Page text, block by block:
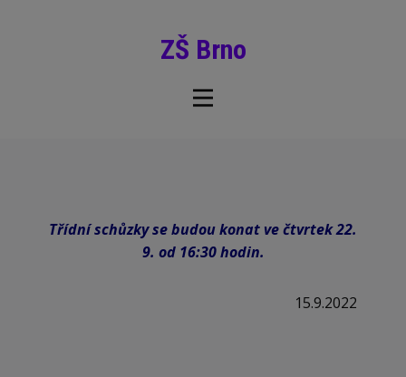
ZŠ Brno
Třídní schůzky se budou konat ve čtvrtek 22.
9. od 16:30 hodin.
15.9.2022